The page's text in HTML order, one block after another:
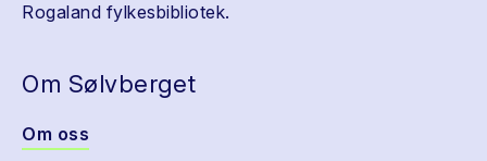
Rogaland fylkesbibliotek.
Om Sølvberget
Om oss